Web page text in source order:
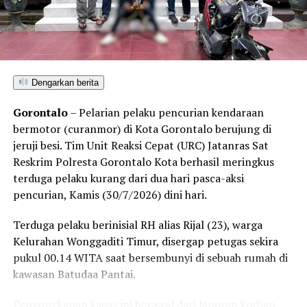
bertujuan membuka jalan bagi industri pertambangan di
tanah kelahiran mereka.
“Kami menolak keras kegiatan atau acara dalam bentuk
pihak perusahaan mana pun di wilayah Kecamatan
Penolakan masif yang konsisten disuarakan warga
pesisir ini berlandaskan kekhawatiran atas dampak
kerusakan lingkungan. Kehadiran industri ekstraktif di
wilayah Bonepantai, Bulawa, dan Kabila Bone dinilai
berpotensi merusak ekosistem pesisir serta perairan
mengancam ruang hidup nelayan serta petani lokal.
Rencana konsultasi publik PT CBM diprediksi bakal
mendapat perlawanan ketat dari koalisi masyarakat sipil
Dengarkan berita
Gorontalo– Pelarian pelaku pencurian kendaraan
bermotor (curanmor) di Kota Gorontalo berujung di
jeruji besi. Tim Unit Reaksi Cepat (URC) Jatanras Sat
Reskrim Polresta Gorontalo Kota berhasil meringkus
terduga pelaku kurang dari dua hari pasca-aksi
pencurian, Kamis (30/7/2026) dini hari.
Terduga pelaku berinisial RH alias Rijal (23), warga
Kelurahan Wonggaditi Timur, disergap petugas sekira
pukul 00.14 WITA saat bersembunyi di sebuah rumah di
kawasan Batudaa Pantai.